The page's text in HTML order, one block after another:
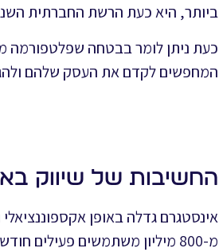
ביותר, היא כעת הרשת החברתית
כעת ניתן לומר בבטחה שפלטפורמה
המחפשים לקדם את העסק שלהם
החשיבות של שיווק
אינסטגרם גדלה באופן